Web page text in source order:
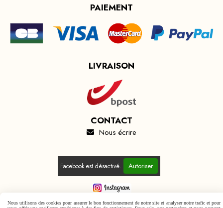
PAIEMENT
LIVRAISON
CONTACT
 Nous écrire
Facebook est désactivé. Autoriser
Nous utilisons des cookies pour assurer le bon fonctionnement de notre site et analyser notre trafic et pour